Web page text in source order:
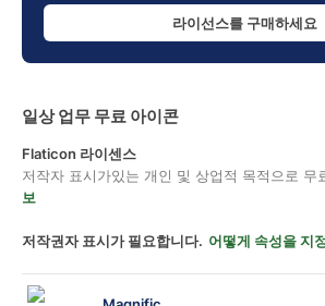
라이선스를 구매하세요
일상 업무 무료 아이콘
Flaticon 라이센스
저작자 표시가있는 개인 및 상업적 목적으로 무
보
저작권자 표시가 필요합니다. 어떻게 속성을 지